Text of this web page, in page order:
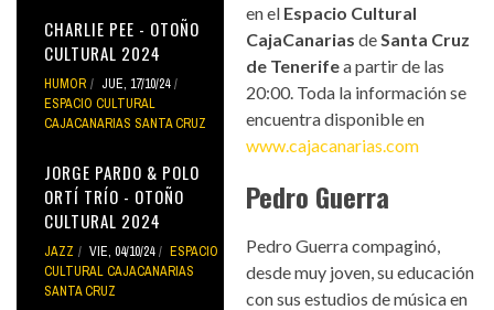
CHARLIE PEE - OTOÑO
CULTURAL 2024
HUMOR
JUE, 17/10/24
ESPACIO CULTURAL
CAJACANARIAS SANTA CRUZ
JORGE PARDO & POLO
ORTÍ TRÍO - OTOÑO
CULTURAL 2024
JAZZ VIE, 04/10/24
ESPACIO
CULTURAL CAJACANARIAS
SANTA CRUZ
en el Espacio Cultural
CajaCanariasdeSanta Cruz
de Tenerifea partir de las
20:00. Toda la información se
encuentra disponible en
www.cajacanarias.com
Pedro Guerra
Pedro Guerra compaginó,
desde muy joven, su educación
con sus estudios de música en